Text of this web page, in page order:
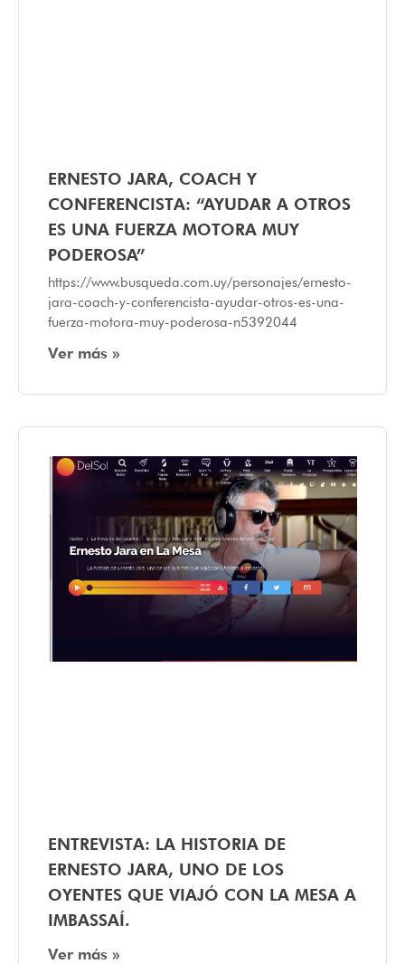
ERNESTO JARA, COACH Y
CONFERENCISTA: “AYUDAR A OTROS
ES UNA FUERZA MOTORA MUY
PODEROSA”
https://www.busqueda.com.uy/personajes/ernesto-
jara-coach-y-conferencista-ayudar-otros-es-una-
fuerza-motora-muy-poderosa-n5392044
Ver más »
ENTREVISTA: LA HISTORIA DE
ERNESTO JARA, UNO DE LOS
OYENTES QUE VIAJÓ CON LA MESA A
IMBASSAÍ.
Ver más »